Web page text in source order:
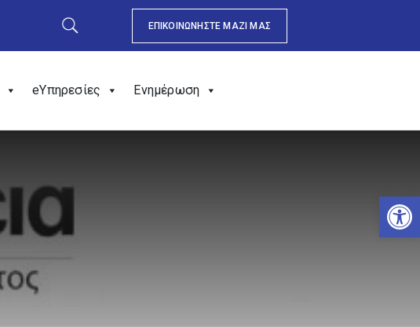
ΕΠΙΚΟΙΝΩΝΗΣΤΕ ΜΑΖΙ ΜΑΣ
eΥπηρεσίες Ενημέρωση